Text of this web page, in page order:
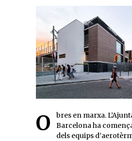
Obres en marxa. L’Ajuntament de
Barcelona ha
dels equips